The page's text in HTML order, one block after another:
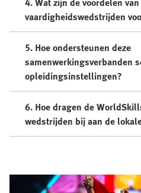
vaardigheidswedstrijden
5. Hoe ondersteunen deze
samenwerkingsverbanden
opleidingsinstellingen?
6. Hoe dragen de
wedstrijden bij aan de